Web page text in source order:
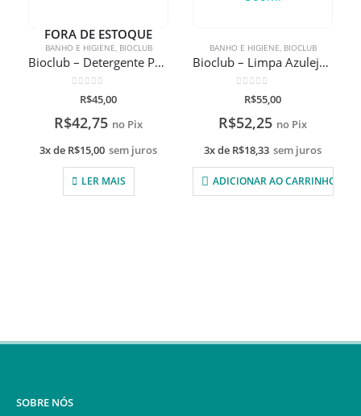
FORA DE ESTOQUE
BANHO E HIGIENE, BIOCLUB
Bioclub – Detergente Pré Lavagem Xô Manchinhas 500ml
de 5
R$45,00
R$42,75 no Pix
3x de R$15,00 sem juros
LER MAIS
BANHO E HIGIENE, BIOCLUB
Bioclub – Limpa Azulejos e Banheirinhas 500ml
de 5
R$55,00
R$52,25 no Pix
3x de R$18,33 sem juros
ADICIONAR AO CARRINHO
SOBRE NÓS